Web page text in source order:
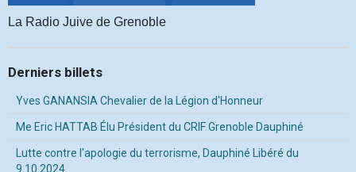
La Radio Juive de Grenoble
Derniers billets
Yves GANANSIA Chevalier de la Légion d'Honneur
Me Eric HATTAB Élu Président du CRIF Grenoble Dauphiné
Lutte contre l'apologie du terrorisme, Dauphiné Libéré du
9.10.2024